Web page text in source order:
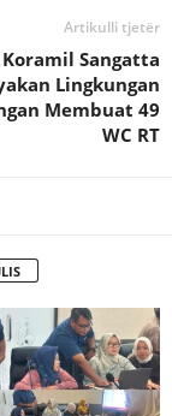
Artikulli tjetër
Koramil Sangatta
Lingkungan
Membuat 49
WC RT